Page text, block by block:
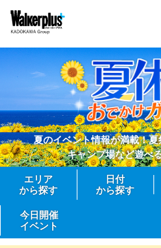
夏のイベント情報が満載！
キャンプ場など遊べ
エリア
から探す
日付
から探す
今日開催
イベント